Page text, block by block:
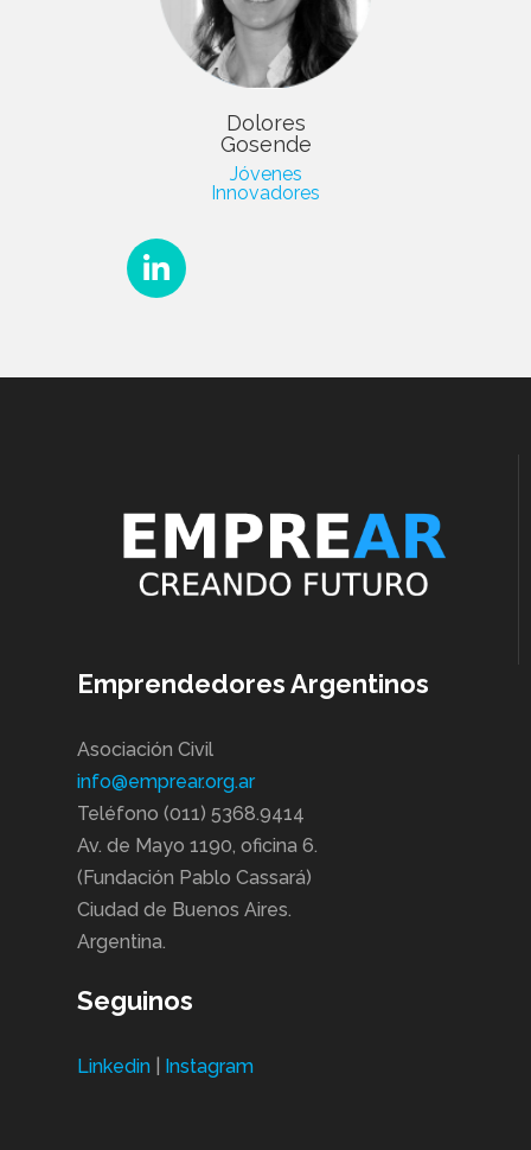
Dolores
Gosende
Jóvenes
Innovadores
Emprendedores Argentinos
Asociación Civil
info@emprear.org.ar
Teléfono (011) 5368.9414
Av. de Mayo 1190, oficina 6.
(Fundación Pablo Cassará)
Ciudad de Buenos Aires.
Argentina.
Seguinos
Linkedin Instagram